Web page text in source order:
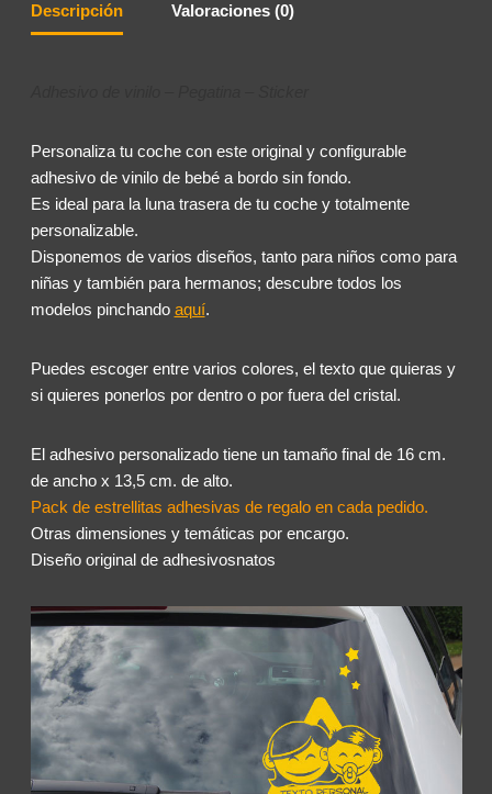
Descripción Valoraciones (0)
Personaliza tu coche con este original y configurable
adhesivo de vinilo de bebé a bordo sin fondo.
Es ideal para la luna trasera de tu coche y totalmente
personalizable.
Disponemos de varios diseños, tanto para niños como para
niñas y también para hermanos; descubre todos los
modelos pinchando aquí.
Puedes escoger entre varios colores, el texto que quieras y
si quieres ponerlos por dentro o por fuera del cristal.
El adhesivo personalizado tiene un tamaño final de 16 cm.
de ancho x 13,5 cm. de alto.
Pack de estrellitas adhesivas de regalo en cada pedido.
Otras dimensiones y temáticas por encargo.
Diseño original de adhesivosnatos